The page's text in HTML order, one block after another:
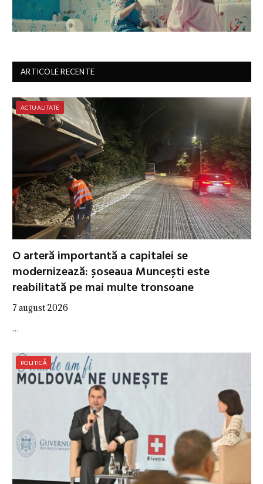
ARTICOLE RECENTE
ACTUALITATE
O arteră importantă a capitalei se
modernizează: șoseaua Muncești este
reabilitată pe mai multe tronsoane
7 august 2026
…
POLITICĂ